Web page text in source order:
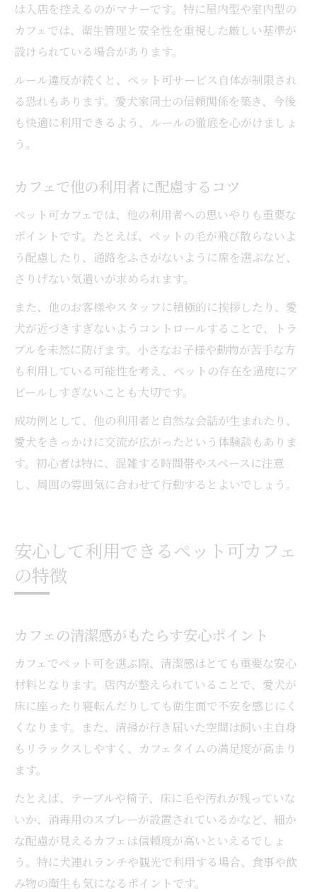
は入店を控えるのがマナーです。特に屋内型や室内型の
カフェでは、衛生管理と安全性を重視した厳しい基準が
設けられている場合があります。
ルール違反が続くと、ペット可サービス自体が制限され
る恐れもあります。愛犬家同士の信頼関係を築き、今後
も快適に利用できるよう、ルールの徹底を心がけましょ
う。
カフェで他の利用者に配慮するコツ
ペット可カフェでは、他の利用者への思いやりも重要な
ポイントです。たとえば、ペットの毛が飛び散らないよ
う配慮したり、通路をふさがないように席を選ぶなど、
さりげない気遣いが求められます。
また、他のお客様やスタッフに積極的に挨拶したり、愛
犬が近づきすぎないようコントロールすることで、トラ
ブルを未然に防げます。小さなお子様や動物が苦手な方
も利用している可能性を考え、ペットの存在を過度にア
ピールしすぎないことも大切です。
成功例として、他の利用者と自然な会話が生まれたり、
愛犬をきっかけに交流が広がったという体験談もありま
す。初心者は特に、混雑する時間帯やスペースに注意
し、周囲の雰囲気に合わせて行動するとよいでしょう。
安心して利用できるペット可カフェ
の特徴
カフェの清潔感がもたらす安心ポイント
カフェでペット可を選ぶ際、清潔感はとても重要な安心
材料となります。店内が整えられていることで、愛犬が
床に座ったり寝転んだりしても衛生面で不安を感じにく
くなります。また、清掃が行き届いた空間は飼い主自身
もリラックスしやすく、カフェタイムの満足度が高まり
ます。
たとえば、テーブルや椅子、床に毛や汚れが残っていな
いか、消毒用のスプレーが設置されているかなど、細か
な配慮が見えるカフェは信頼度が高いといえるでしょ
う。特に犬連れランチや観光で利用する場合、食事や飲
み物の衛生も気になるポイントです。